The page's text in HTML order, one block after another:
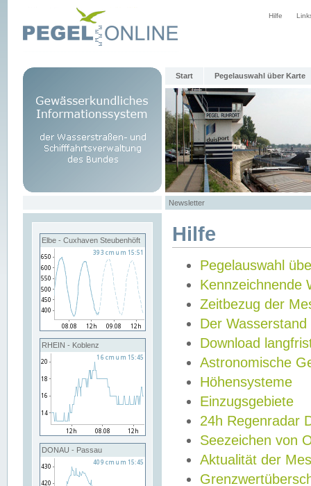
Hilfe
Start Pegelauswahl über Karte
Newsletter
Elbe - Cuxhaven Steubenhöft
RHEIN - Koblenz
DONAU - Passau
Hilfe
Pegelauswahl
Kennzeichnende
Zeitbezug der
Der Wasserstand
Download
Astronomische
Höhensysteme
Einzugsgebiete
24h Regenradar
Seezeichen von
Aktualität der